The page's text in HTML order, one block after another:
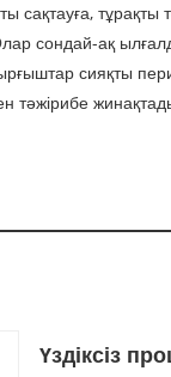
сақтауға,
сондай-ақ
сияқты
тәжірибе
Үздіксіз